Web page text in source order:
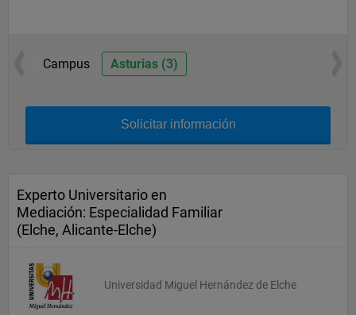
Campus Asturias (3)
Solicitar información
Experto Universitario en
Mediación: Especialidad Familiar
(Elche, Alicante-Elche)
Universidad Miguel Hernández de Elche